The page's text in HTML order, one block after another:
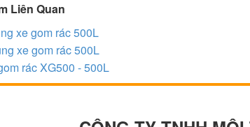
Liên Quan
xe gom rác 500L
xe gom rác 500L
rác XG500 - 500L